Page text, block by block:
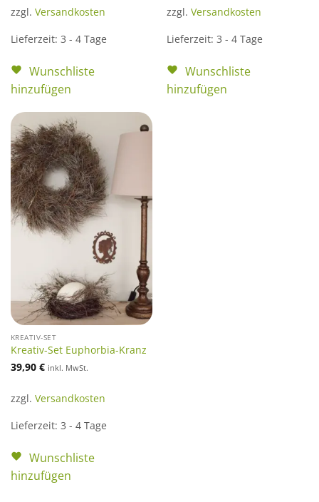
zzgl. Versandkosten
Lieferzeit: 3 - 4 Tage
Wunschliste
hinzufügen
zzgl. Versandkosten
Lieferzeit: 3 - 4 Tage
Wunschliste
hinzufügen
KREATIV-SET
Kreativ-Set Euphorbia-Kranz
39,90 € inkl. MwSt.
zzgl. Versandkosten
Lieferzeit: 3 - 4 Tage
Wunschliste
hinzufügen